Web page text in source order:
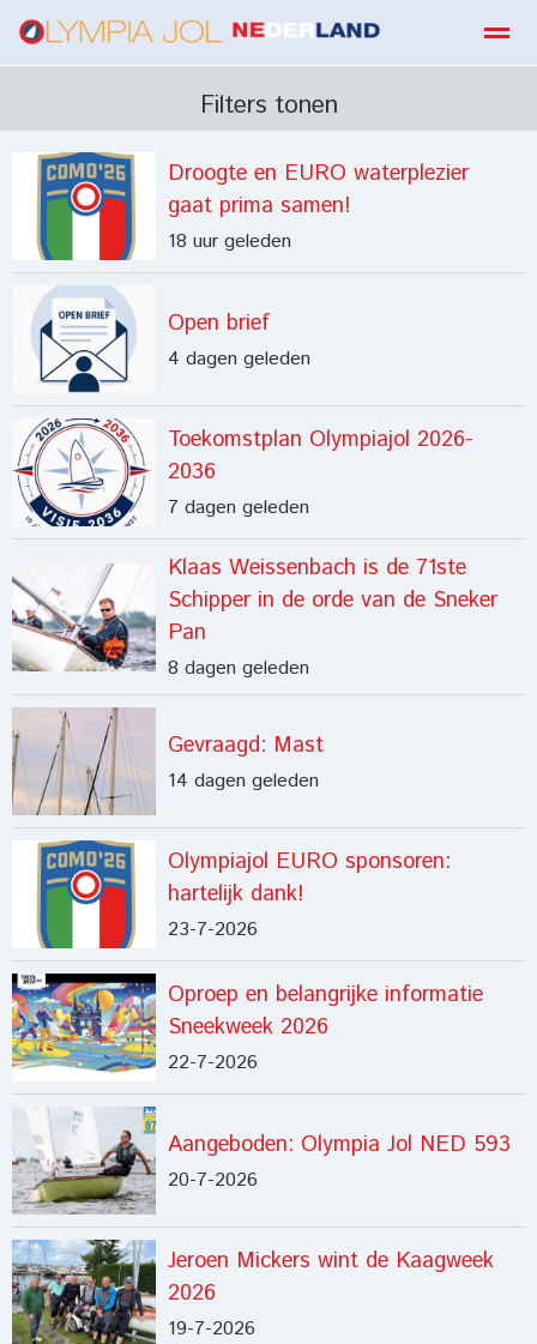
Home Zoeken
Filters tonen
Droogte en EURO waterplezier
gaat prima samen!
18 uur geleden
Open brief
4 dagen geleden
Toekomstplan Olympiajol 2026-
2036
7 dagen geleden
Klaas Weissenbach is de 71ste
Schipper in de orde van de Sneker
Pan
8 dagen geleden
Gevraagd: Mast
14 dagen geleden
Olympiajol EURO sponsoren:
hartelijk dank!
23-7-2026
Oproep en belangrijke informatie
Sneekweek 2026
22-7-2026
Aangeboden: Olympia Jol NED 593
20-7-2026
Jeroen Mickers wint de Kaagweek
2026
19-7-2026